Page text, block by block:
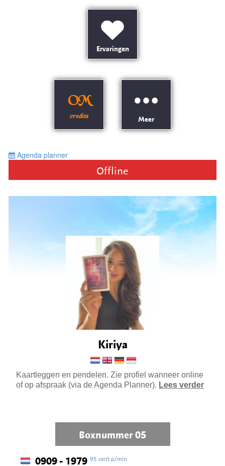
Ervaringen
OM
credits Meer
Agenda planner
Offline
Kiriya
Kaartleggen en pendelen. Zie profiel wanneer online
of op afspraak (via de Agenda Planner). Lees verder
Boxnummer 05
0909 - 1979 95 cent p/min